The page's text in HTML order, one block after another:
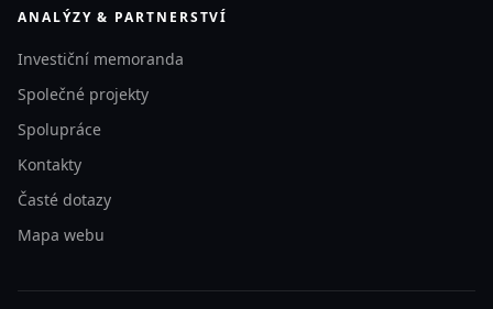
ANALÝZY & PARTNERSTVÍ
Investiční memoranda
Společné projekty
Spolupráce
Kontakty
Časté dotazy
Mapa webu